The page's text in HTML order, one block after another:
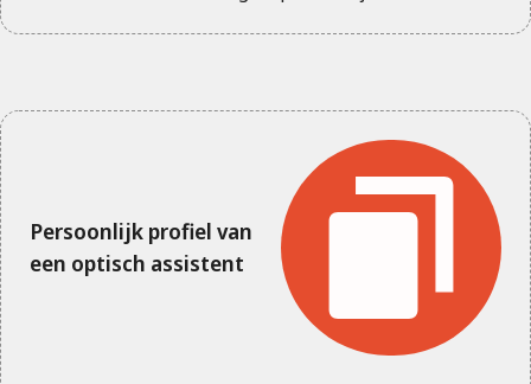
Persoonlijk profiel van
een optisch assistent